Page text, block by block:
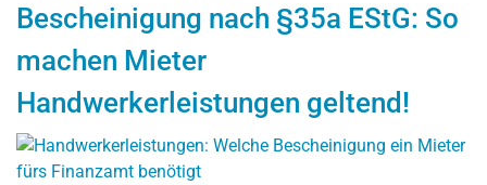
Bescheinigung nach §35a EStG: So
machen Mieter
Handwerkerleistungen geltend!